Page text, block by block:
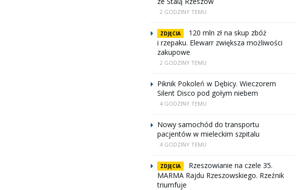
2 GODZINY TEMU
ZDJĘCIA
120 mln zł na skup zbóż
i rzepaku. Elewarr zwiększa możliwości
zakupowe
2 GODZINY TEMU
Piknik Pokoleń w Dębicy. Wieczorem
Silent Disco pod gołym niebem
4 GODZINY TEMU
Nowy samochód do transportu
pacjentów w mieleckim szpitalu
4 GODZINY TEMU
ZDJĘCIA
Rzeszowianie na czele 35.
MARMA Rajdu Rzeszowskiego. Rzeźnik
triumfuje